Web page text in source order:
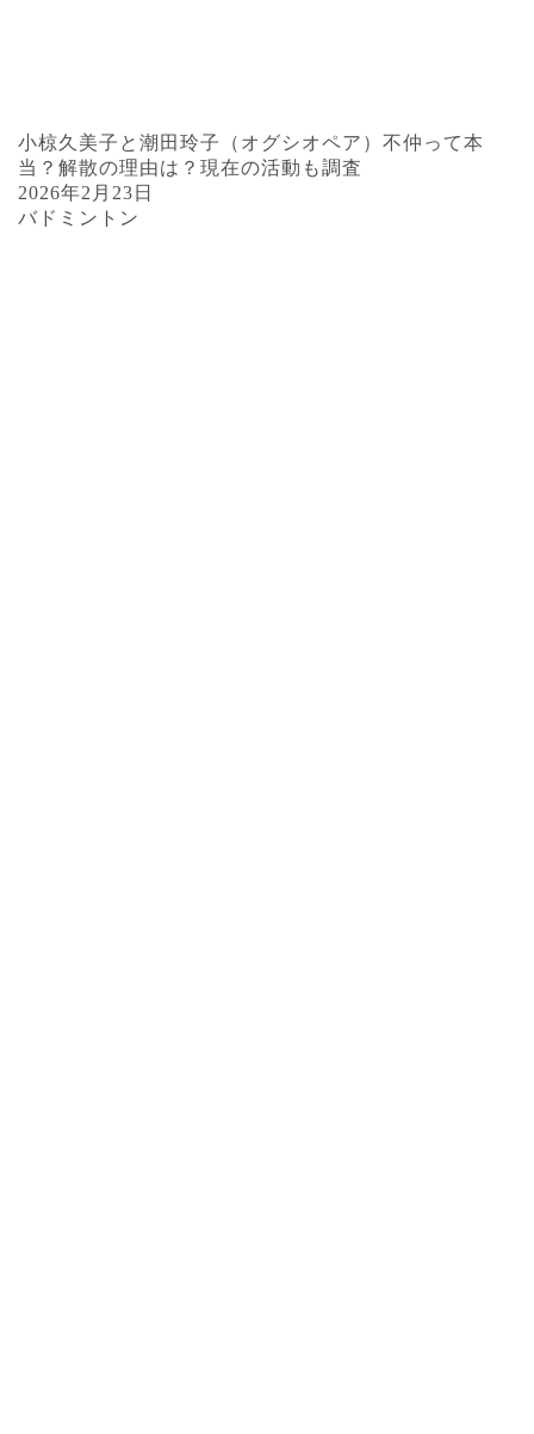
小椋久美子と潮田玲子（オグシオペア）不仲って本
当？解散の理由は？現在の活動も調査
2026年2月23日
バドミントン